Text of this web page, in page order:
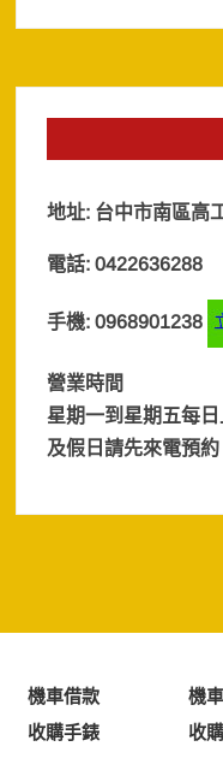
地址: 台中市南區高
電話: 0422636288
手機: 0968901238
營業時間
星期一到星期五每
及假日請先來電預約
機車借款 機
收購手錶
收